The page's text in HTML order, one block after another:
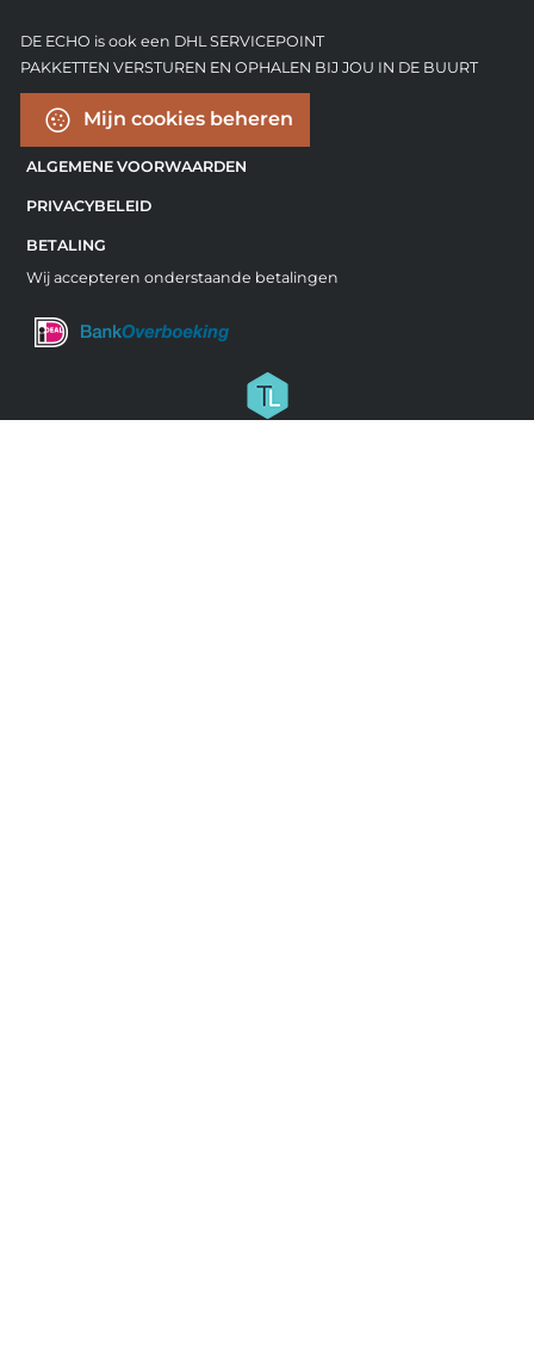
DE ECHO is ook een DHL SERVICEPOINT
PAKKETTEN VERSTUREN EN OPHALEN BIJ JOU IN DE BUURT
Mijn cookies beheren
ALGEMENE VOORWAARDEN
PRIVACYBELEID
BETALING
Wij accepteren onderstaande betalingen